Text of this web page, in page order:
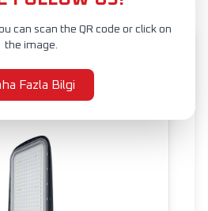
can scan the QR code or click on
the image.
Fazla Bilgi